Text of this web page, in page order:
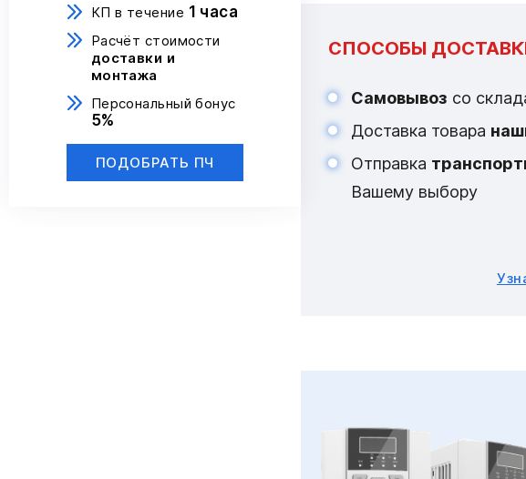
КП в течение 1 часа
Расчёт стоимости
доставки и
монтажа
Персональный бонус
5%
ПОДОБРАТЬ ПЧ
СПОСОБЫ
Самовывоз со
Доставка товара
Отправка
Вашему выбору